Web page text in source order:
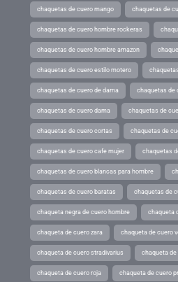
chaquetas de cuero mango chaquetas de
chaquetas de cuero hombre rockeras
chaquetas de cuero hombre amazon
chaquetas de cuero estilo motero
chaquetas de cuero de dama chaquetas de
chaquetas de cuero dama chaquetas de
chaquetas de cuero cortas chaquetas de
chaquetas de cuero cafe mujer chaquetas
chaquetas de cuero blancas para hombre
chaquetas de cuero baratas chaquetas de
chaqueta negra de cuero hombre chaqueta
chaqueta de cuero zara chaqueta de cuero
chaqueta de cuero stradivarius chaqueta
chaqueta de cuero roja chaqueta de cuero